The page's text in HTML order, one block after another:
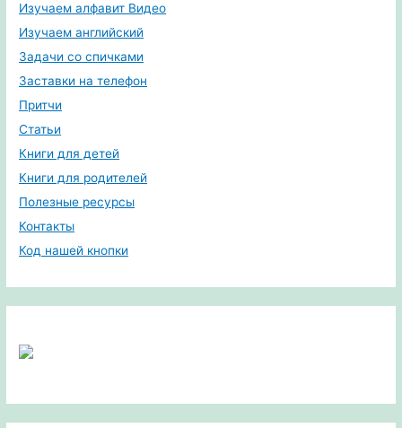
Изучаем алфавит Видео
Изучаем английский
Задачи со спичками
Заставки на телефон
Притчи
Статьи
Книги для детей
Книги для родителей
Полезные ресурсы
Контакты
Код нашей кнопки